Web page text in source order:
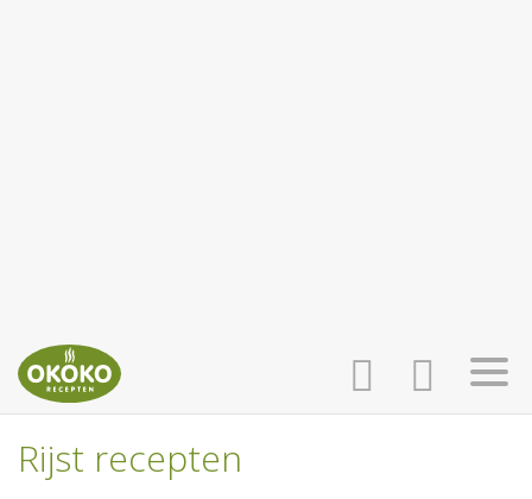
HOME
Rijst recepten